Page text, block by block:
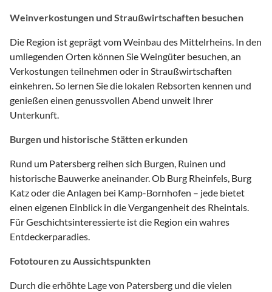
Weinverkostungen und Straußwirtschaften besuchen
Die Region ist geprägt vom Weinbau des Mittelrheins. In den
umliegenden Orten können Sie Weingüter besuchen, an
Verkostungen teilnehmen oder in Straußwirtschaften
einkehren. So lernen Sie die lokalen Rebsorten kennen und
genießen einen genussvollen Abend unweit Ihrer
Unterkunft.
Burgen und historische Stätten erkunden
Rund um Patersberg reihen sich Burgen, Ruinen und
historische Bauwerke aneinander. Ob Burg Rheinfels, Burg
Katz oder die Anlagen bei Kamp-Bornhofen – jede bietet
einen eigenen Einblick in die Vergangenheit des Rheintals.
Für Geschichtsinteressierte ist die Region ein wahres
Entdeckerparadies.
Fototouren zu Aussichtspunkten
Durch die erhöhte Lage von Patersberg und die vielen